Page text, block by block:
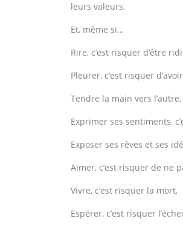
leurs valeurs.
Et, même si…
Rire, c’est risquer d’être
Pleurer, c’est risquer
Tendre la main vers
Exprimer ses sentiments,
Exposer ses rêves et ses
Aimer, c’est risquer de ne
Vivre, c’est risquer la mort,
Espérer, c’est risquer